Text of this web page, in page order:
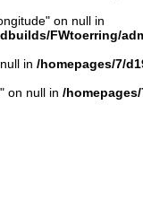
on null in
FWtoerring/
in /homepages/7/
on null in /